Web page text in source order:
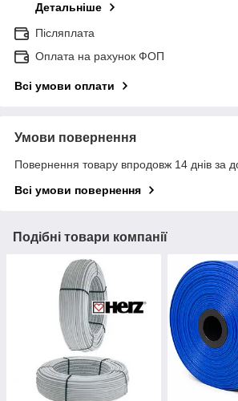
Детальніше
Післяплата
Оплата на рахунок ФОП
Всі умови оплати
Умови повернення
Повернення товару впродовж 14 днів за
Всі умови повернення
Подібні товари компанії